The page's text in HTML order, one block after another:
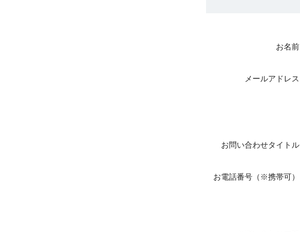
お名前
メールアドレス
お問い合わせタイトル
お電話番号（※携帯可）